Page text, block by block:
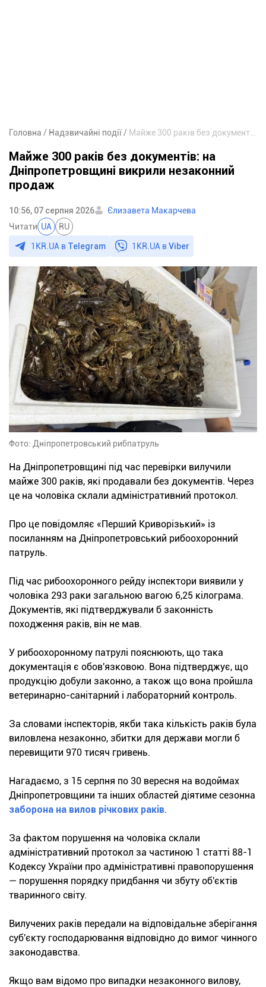
Головна Надзвичайні події
Майже 300 раків без документів: на
Дніпропетровщині викрили незаконний
продаж
10:56, 07 серпня 2026
Єлизавета Макарчева
Читати UA RU
1KR.UA в Telegram 1KR.UA вViber
Фото: Дніпропетровський рибпатруль
На Дніпропетровщині під час перевірки вилучили
майже 300 раків, які продавали без документів. Через
це на чоловіка склали адміністративний протокол.
Про це повідомляє «Перший Криворізький» із
посиланням на Дніпропетровський рибоохоронний
патруль.
Під час рибоохоронного рейду інспектори виявили у
чоловіка 293 раки загальною вагою 6,25 кілограма.
Документів, які підтверджували б законність
походження раків, він не мав.
У рибоохоронному патрулі пояснюють, що така
документація є обов'язковою. Вона підтверджує, що
продукцію добули законно, а також що вона пройшла
ветеринарно-санітарний і лабораторний контроль.
За словами інспекторів, якби така кількість раків була
виловлена незаконно, збитки для держави могли б
перевищити 970 тисяч гривень.
Нагадаємо, з 15 серпня по 30 вересня на водоймах
Дніпропетровщини та інших областей діятиме сезонна
заборона на вилов річкових раків.
За фактом порушення на чоловіка склали
адміністративний протокол за частиною 1 статті 88-1
Кодексу України про адміністративні правопорушення
— порушення порядку придбання чи збуту об'єктів
тваринного світу.
Вилучених раків передали на відповідальне зберігання
суб'єкту господарювання відповідно до вимог чинного
законодавства.
Якщо вам відомо про випадки незаконного вилову,